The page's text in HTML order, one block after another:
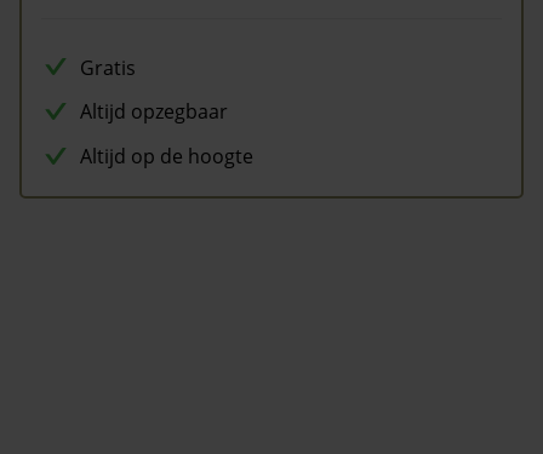
Gratis
Altijd opzegbaar
Altijd op de hoogte